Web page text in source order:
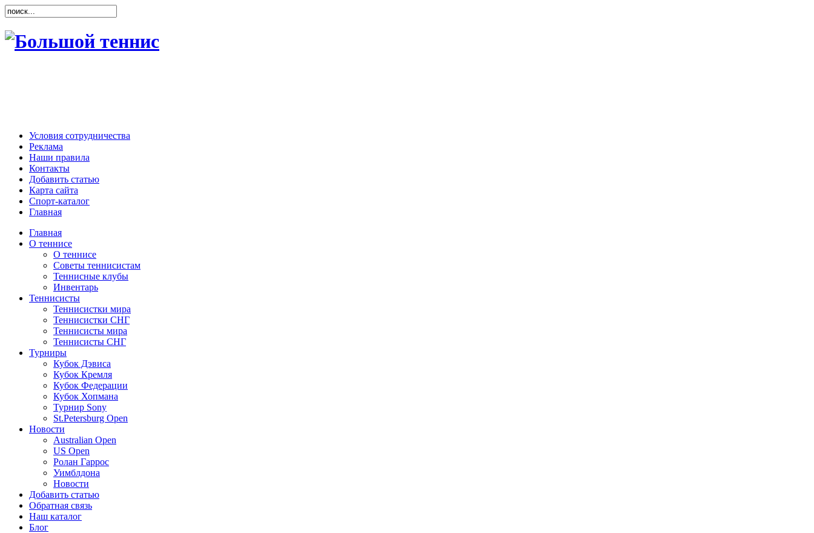
Условия сотрудничества
Реклама
Наши правила
Контакты
Добавить статью
Карта сайта
Спорт-каталог
Главная
Главная
О теннисе
О теннисе
Советы теннисистам
Теннисные клубы
Инвентарь
Теннисисты
Теннисистки мира
Теннисистки СНГ
Теннисисты мира
Теннисисты СНГ
Турниры
Кубок Дэвиса
Кубок Кремля
Кубок Федерации
Кубок Хопмана
Турнир Sony
St.Petersburg Open
Новости
Australian Open
US Open
Ролан Гаррос
Уимблдона
Новости
Добавить статью
Обратная связь
Наш каталог
Блог